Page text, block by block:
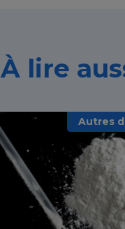
À lire
Autres